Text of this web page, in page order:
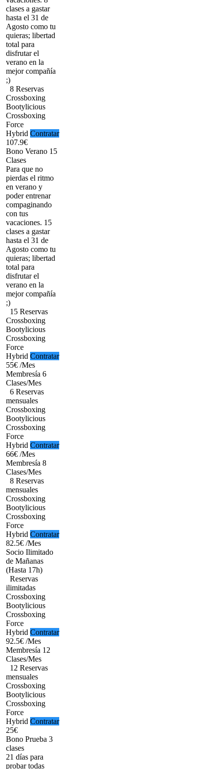
clases a gastar
hasta el 31 de
Agosto como tu
quieras; libertad
total para
disfrutar el
verano en la
mejor compañía
;)
8 Reservas
Crossboxing
Bootylicious
Crossboxing
Force
Hybrid Contratar
107.9€
Bono Verano 15
Clases
Para que no
pierdas el ritmo
en verano y
poder entrenar
compaginando
con tus
vacaciones. 15
clases a gastar
hasta el 31 de
Agosto como tu
quieras; libertad
total para
disfrutar el
verano en la
mejor compañía
;)
15 Reservas
Crossboxing
Bootylicious
Crossboxing
Force
Hybrid Contratar
55€ /Mes
Membresía 6
Clases/Mes
6 Reservas
mensuales
Crossboxing
Bootylicious
Crossboxing
Force
Hybrid Contratar
66€ /Mes
Membresía 8
Clases/Mes
8 Reservas
mensuales
Crossboxing
Bootylicious
Crossboxing
Force
Hybrid Contratar
82.5€ /Mes
Socio Ilimitado
de Mañanas
(Hasta 17h)
Reservas
ilimitadas
Crossboxing
Bootylicious
Crossboxing
Force
Hybrid Contratar
92.5€ /Mes
Membresía 12
Clases/Mes
12 Reservas
mensuales
Crossboxing
Bootylicious
Crossboxing
Force
Hybrid Contratar
25€
Bono Prueba 3
clases
21 días para
probar todas